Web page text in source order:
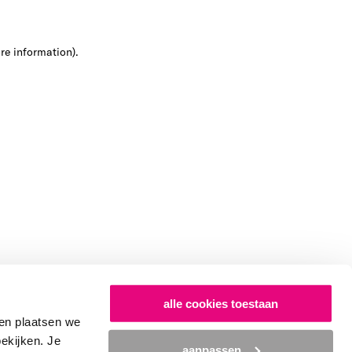
plaatsen we
Je
alle cookies toestaan
information).